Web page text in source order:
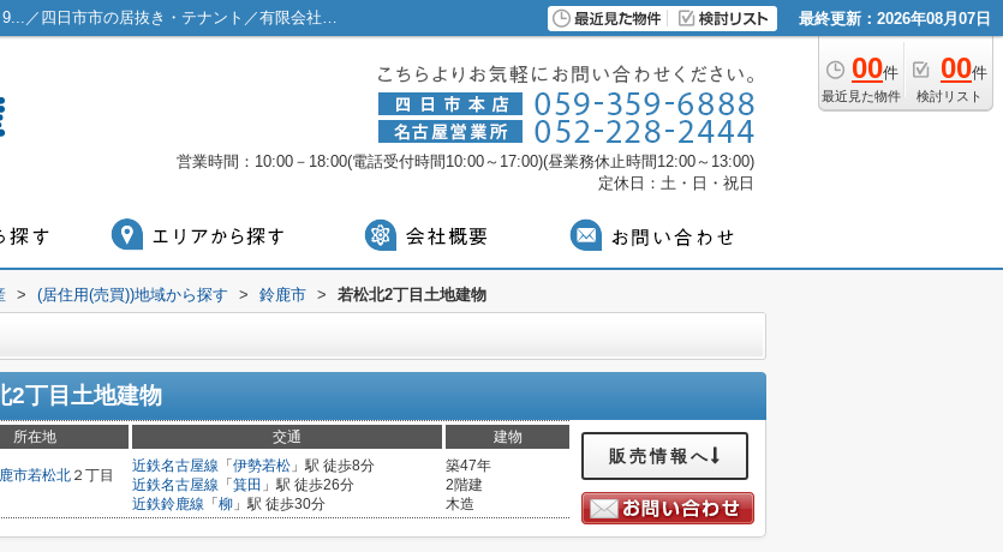
若松北2丁目土地建物 オーナーチェンジ物件！ 利回り9...／四日市市の居抜き・テナント／有限会社マミー不動産 最終更新：2026年08月07日
00件
最近見た物件
00件
検討リスト
営業時間：10:00－18:00(電話受付時間10:00～17:00)(昼業務休止時間12:00～13:00)
定休日：土・日・祝日
> (居住用(売買))地域から探す > 鈴鹿市 > 若松北2丁目土地建物
2丁目土地建物
所在地 交通 建物
市若松北 ２丁目
近鉄名古屋線 「 伊勢若松 」駅 徒歩8分
近鉄名古屋線 「 箕田 」駅 徒歩26分
近鉄鈴鹿線 「 柳 」駅 徒歩30分
築47年
2階建
木造
販売情報へ